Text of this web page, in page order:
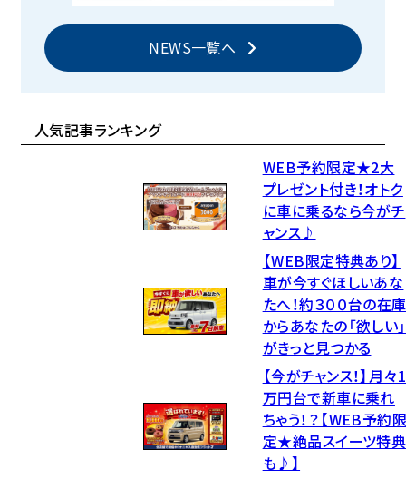
NEWS一覧へ
人気記事ランキング
WEB予約限定★2大
プレゼント付き！オトク
に車に乗るなら今がチ
ャンス♪
【WEB限定特典あり】
車が今すぐほしいあな
たへ！約３００台の在庫
からあなたの「欲しい」
がきっと見つかる
【今がチャンス！】月々1
万円台で新車に乗れ
ちゃう！？【WEB予約
定★絶品スイーツ特典
も♪】